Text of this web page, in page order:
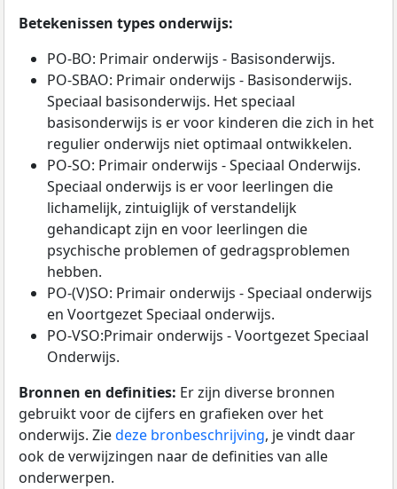
Betekenissen types onderwijs:
PO-BO: Primair onderwijs - Basisonderwijs.
PO-SBAO: Primair onderwijs - Basisonderwijs.
Speciaal basisonderwijs. Het speciaal
basisonderwijs is er voor kinderen die zich in het
regulier onderwijs niet optimaal ontwikkelen.
PO-SO: Primair onderwijs - Speciaal Onderwijs.
Speciaal onderwijs is er voor leerlingen die
lichamelijk, zintuiglijk of verstandelijk
gehandicapt zijn en voor leerlingen die
psychische problemen of gedragsproblemen
hebben.
PO-(V)SO: Primair onderwijs - Speciaal onderwijs
en Voortgezet Speciaal onderwijs.
PO-VSO:Primair onderwijs - Voortgezet Speciaal
Onderwijs.
Bronnen en definities: Er zijn diverse bronnen
gebruikt voor de cijfers en grafieken over het
onderwijs. Ziedeze bronbeschrijving, je vindt daar
ook de verwijzingen naar de definities van alle
onderwerpen.